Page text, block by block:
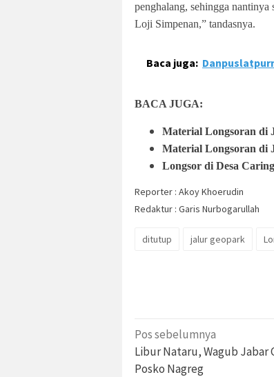
penghalang, sehingga
Loji Simpenan,” tandasnya.
Baca juga:
BACA JUGA:
Material Longsoran di
Material Longsoran di
Longsor di Desa
Reporter : Akoy Khoerudin
Redaktur : Garis Nurbogarullah
ditutup jalur geopark
Navigasi
pos
Pos sebelumnya
Libur Nataru, Wagub Jabar
Posko Nagreg